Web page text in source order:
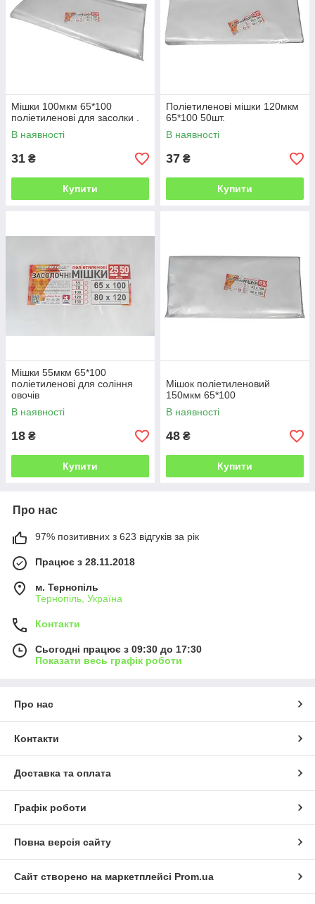
Мішки 100мкм 65*100
поліетиленові для засолки .
В наявності
31 ₴
Купити
Поліетиленові мішки 120мкм
65*100 50шт.
В наявності
37 ₴
Купити
Мішки 55мкм 65*100
поліетиленові для соління
овочів
В наявності
18 ₴
Купити
Мішок поліетиленовий
150мкм 65*100
В наявності
48 ₴
Купити
Про нас
97% позитивних з 623 відгуків за рік
Працює з 28.11.2018
м. Тернопіль
Тернопіль, Україна
Контакти
Сьогодні працює з 09:30 до 17:30
Показати весь графік роботи
Про нас
Контакти
Доставка та оплата
Графік роботи
Повна версія сайту
Сайт створено на маркетплейсі Prom.ua